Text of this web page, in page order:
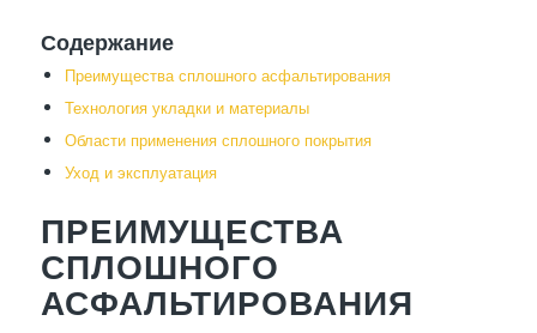
Содержание
Преимущества сплошного асфальтирования
Технология укладки и материалы
Области применения сплошного покрытия
Уход и эксплуатация
ПРЕИМУЩЕСТВА
СПЛОШНОГО
АСФАЛЬТИРОВАНИЯ